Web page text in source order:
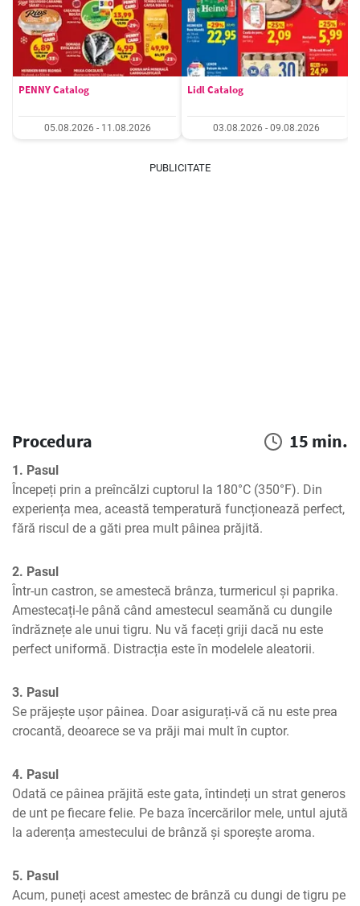
PENNY Catalog
05.08.2026 - 11.08.2026
Lidl Catalog
03.08.2026 - 09.08.2026
PUBLICITATE
Procedura 15 min.
1. Pasul
Începeți prin a preîncălzi cuptorul la 180°C (350°F). Din
experiența mea, această temperatură funcționează perfect,
fără riscul de a găti prea mult pâinea prăjită.
2. Pasul
Într-un castron, se amestecă brânza, turmericul și paprika.
Amestecați-le până când amestecul seamănă cu dungile
îndrăznețe ale unui tigru. Nu vă faceți griji dacă nu este
perfect uniformă. Distracția este în modelele aleatorii.
3. Pasul
Se prăjește ușor pâinea. Doar asigurați-vă că nu este prea
crocantă, deoarece se va prăji mai mult în cuptor.
4. Pasul
Odată ce pâinea prăjită este gata, întindeți un strat generos
de unt pe fiecare felie. Pe baza încercărilor mele, untul ajută
la aderența amestecului de brânză și sporește aroma.
5. Pasul
Acum, puneți acest amestec de brânză cu dungi de tigru pe